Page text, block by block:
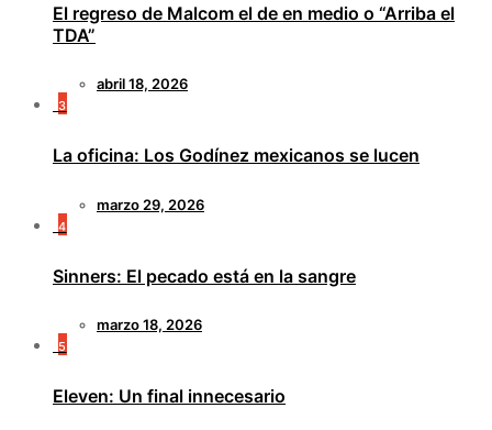
El regreso de Malcom el de en medio o “Arriba el
TDA”
abril 18, 2026
3
La oficina: Los Godínez mexicanos se lucen
marzo 29, 2026
4
Sinners: El pecado está en la sangre
marzo 18, 2026
5
Eleven: Un final innecesario